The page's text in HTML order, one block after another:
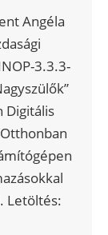
Angéla
3.3.3-
Digitális
Letöltés: